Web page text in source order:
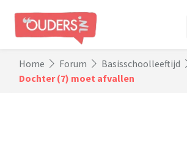
Home Forum
Basisschoolleeftijd
Dochter (7) moet afvallen